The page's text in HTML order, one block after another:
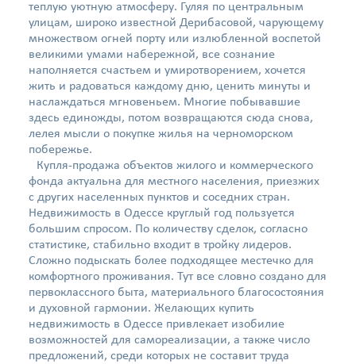
теплую уютную атмосферу. Гуляя по центральным
улицам, широко известной Дерибасовой, чарующему
множеством огней порту или излюбленной воспетой
великими умами набережной, все сознание
наполняется счастьем и умиротворением, хочется
жить и радоваться каждому дню, ценить минуты и
наслаждаться мгновеньем. Многие побывавшие
здесь единожды, потом возвращаются сюда снова,
лелея мысли о покупке жилья на черноморском
побережье.
Купля-продажа объектов жилого и коммерческого
фонда актуальна для местного населения, приезжих
с других населенных пунктов и соседних стран.
Недвижимость в Одессе круглый год пользуется
большим спросом. По количеству сделок, согласно
статистике, стабильно входит в тройку лидеров.
Сложно подыскать более подходящее местечко для
комфортного проживания. Тут все словно создано для
первоклассного быта, материального благосостояния
и духовной гармонии. Желающих купить
недвижимость в Одессе привлекает изобилие
возможностей для самореализации, а также число
предложений, среди которых не составит труда